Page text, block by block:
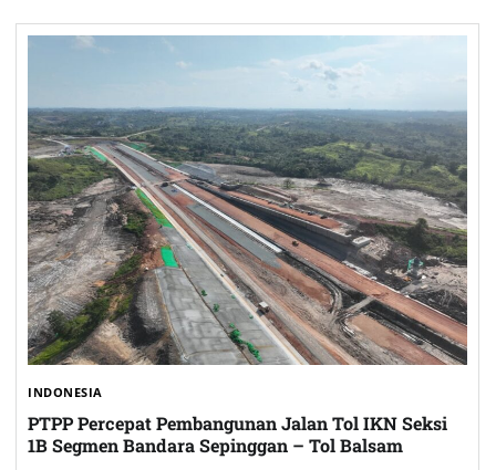
INDONESIA
PTPP Percepat Pembangunan Jalan Tol IKN Seksi
1B Segmen Bandara Sepinggan – Tol Balsam